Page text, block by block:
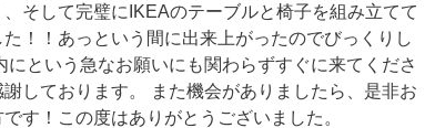
、そして完璧にIKEAのテーブルと椅子を組み立てて
た！！あっという間に出来上がったのでびっくりし
にという急なお願いにも関わらずすぐに来てくださ
謝しております。 また機会がありましたら、是非お
す！この度はありがとうございました。